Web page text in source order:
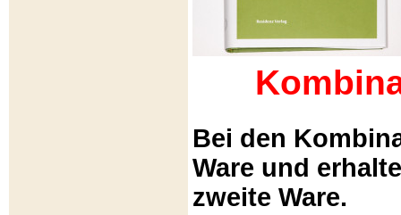
Bei den
Ware und
zweite Ware.